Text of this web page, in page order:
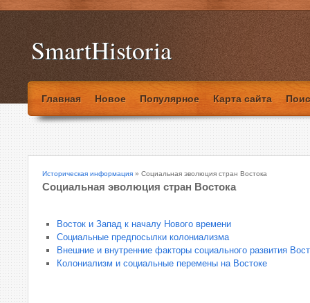
SmartHistoria
Главная Новое Популярное Карта сайта
Историческая информация » Социальная эволюция стран Востока
Социальная эволюция стран Востока
Восток и Запад к началу Нового времени
Социальные предпосылки колониализма
Внешние и внутренние факторы социального развития
Колониализм и социальные перемены на Востоке